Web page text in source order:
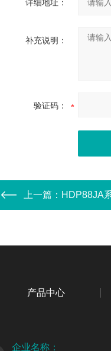
详细地址：
补充说明：
验证码：
上一篇： HDP88JA
产品中心
企业名称：